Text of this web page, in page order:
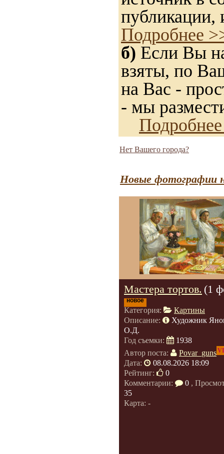
публикации,
Подробнее
б) Если Вы
взяты, по
на Вас -
- мы
Нет Вашего города?
Новые фотографии
Мастера тортов. (1
новое
Категория:
Картины
Описание:
Художник
О.Д.
Год съемки:
1938
Автор поста:
Povar_guns
Дата:
08.08.2026 18:09
Рейтинг:
0
Комментарии:
0 ,
35
Карта: -